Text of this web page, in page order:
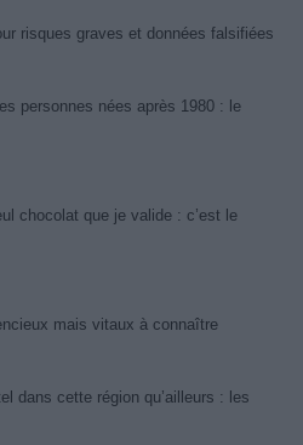
risques graves et données falsifiées
personnes nées après 1980 : le
chocolat que je valide : c’est le
mais vitaux à connaître
dans cette région qu’ailleurs : les